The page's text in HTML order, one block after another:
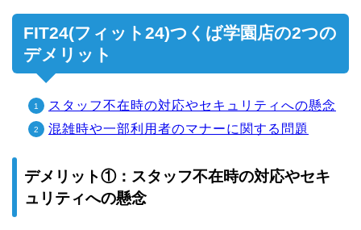
FIT24(フィット24)つくば学園店の2つの
デメリット
スタッフ不在時の対応やセキュリティへの懸念
混雑時や一部利用者のマナーに関する問題
デメリット①：スタッフ不在時の対応やセキ
ュリティへの懸念